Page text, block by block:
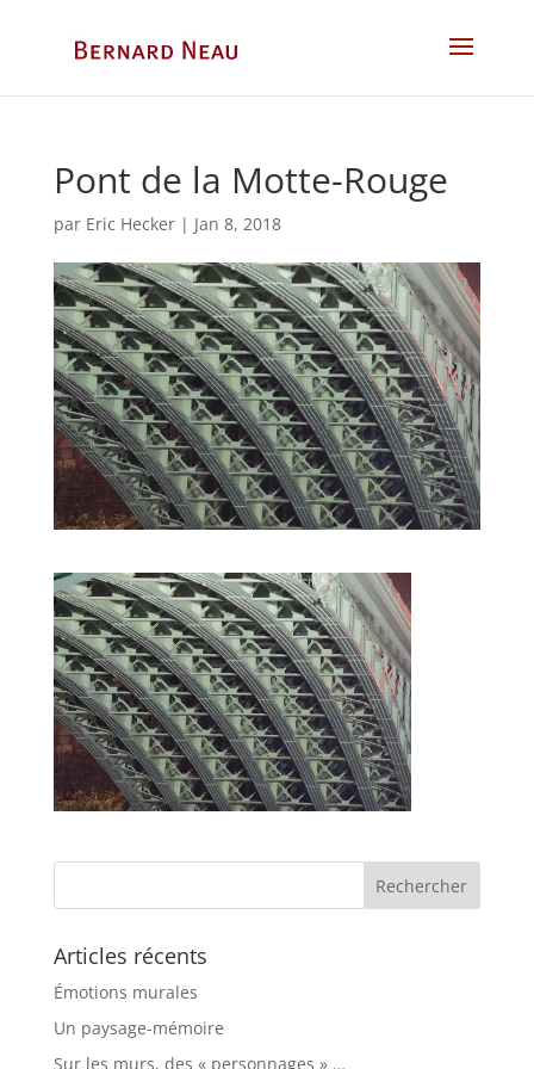
Pont de la Motte-Rouge
par Eric Hecker| Jan 8, 2018
Articles récents
Émotions murales
Un paysage-mémoire
Sur les murs, des « personnages » …